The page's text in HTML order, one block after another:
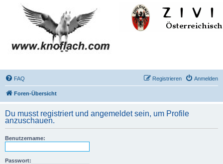
FAQ Anmelden
Registrieren
Foren-Übersicht
Du musst registriert und angemeldet sein, um Profile
anzuschauen.
Benutzername:
Passwort: